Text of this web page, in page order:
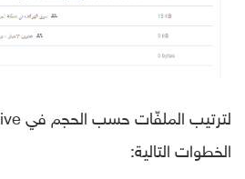
الخطوات التالية: